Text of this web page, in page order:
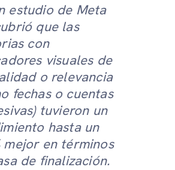
estudio de Meta
que las
con
visuales de
o relevancia
fechas o cuentas
tuvieron un
hasta un
mejor en términos
de finalización.